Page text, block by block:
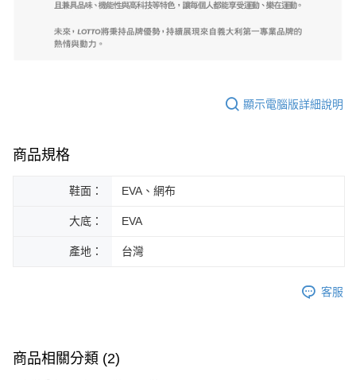
顯示電腦版詳細說明
商品規格
鞋面： EVA、網布
大底： EVA
產地： 台灣
客服
商品相關分類 (2)